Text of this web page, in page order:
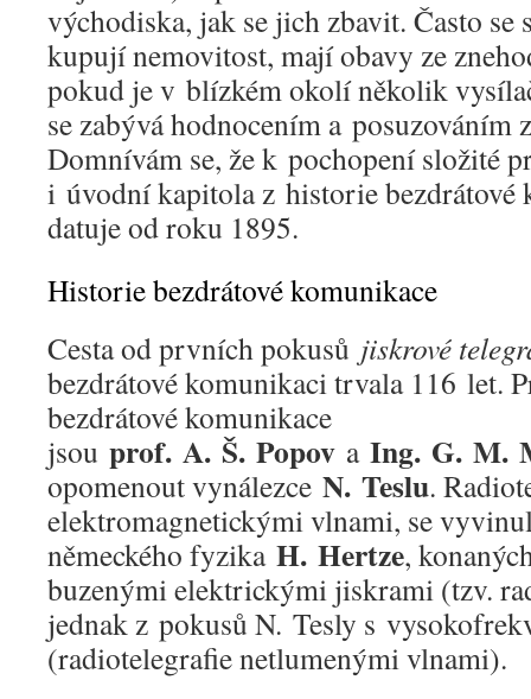
východiska, jak se jich zbavit. Často se
kupují nemovitost, mají obavy ze
pokud je v blízkém okolí několik
se zabývá hodnocením a
Domnívám se, že k pochopení složité
i úvodní kapitola z historie bezdrátové
datuje od roku 1895.
Historie bezdrátové komunikace
Cesta od prvních pokusů jiskrové
bezdrátové komunikaci trvala 116 let.
bezdrátové komunikace
jsou prof. A. Š. Popov a Ing. G. M.
opomenout vynálezce N. Teslu.
elektromagnetickými vlnami, se
německého fyzika H. Hertze,
buzenými elektrickými jiskrami (tzv.
jednak z pokusů N. Tesly s
(radiotelegrafie netlumenými vlnami).